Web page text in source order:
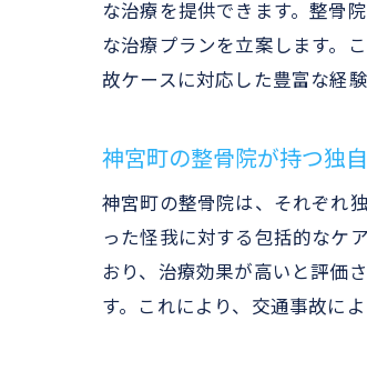
な治療を提供できます。整骨
な治療プランを立案します。
故ケースに対応した豊富な経
神宮町の整骨院が持つ独
神宮町の整骨院は、それぞれ
った怪我に対する包括的なケ
おり、治療効果が高いと評価
す。これにより、交通事故に